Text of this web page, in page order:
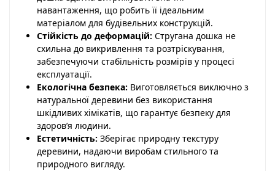
навантаження, що робить її ідеальним
матеріалом для будівельних конструкцій.
Стійкість до деформацій: Стругана дошка не
схильна до викривлення та розтріскування,
забезпечуючи стабільність розмірів у процесі
експлуатації.
Екологічна безпека: Виготовляється виключно з
натуральної деревини без використання
шкідливих хімікатів, що гарантує безпеку для
здоров’я людини.
Естетичність: Зберігає природну текстуру
деревини, надаючи виробам стильного та
природного вигляду.